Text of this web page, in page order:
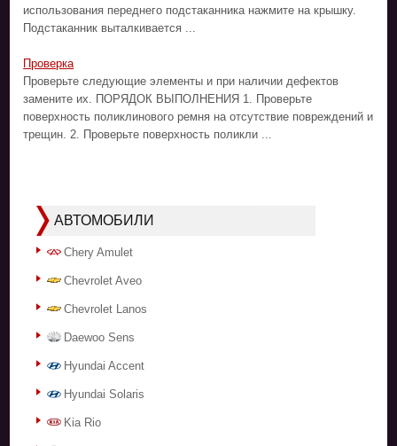
использования переднего подстаканника нажмите на крышку.
Подстаканник выталкивается ...
Проверка
Проверьте следующие элементы и при наличии дефектов
замените их. ПОРЯДОК ВЫПОЛНЕНИЯ 1. Проверьте
поверхность поликлинового ремня на отсутствие повреждений и
трещин. 2. Проверьте поверхность поликли ...
АВТОМОБИЛИ
Chery Amulet
Chevrolet Aveo
Chevrolet Lanos
Daewoo Sens
Hyundai Accent
Hyundai Solaris
Kia Rio